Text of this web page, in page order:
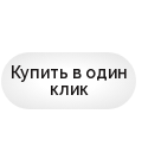
Купить в один
клик